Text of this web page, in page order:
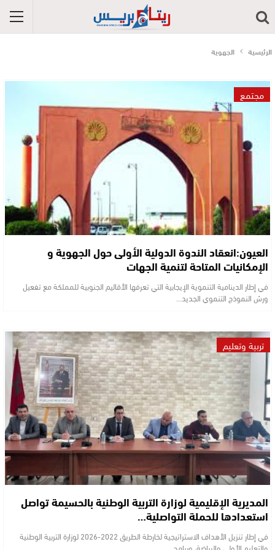
الرئيسية الجهوية
مجتمع
العيون:انعقاد الندوة الدولية الأولى حول الجهوية و
الإمكانيات المتاحة لتنمية الجهات
في إطار الدينامية التنموية الإيجابية التي تعرفها الأقاليم الجنوبية للمملكة مع تفعيل
ورش النموذج التنموي الجديد…
تربية وتعليم
المديرية الإقليمية لوزارة التربية الوطنية بالحسيمة تواصل
استعدادها للحملة التواصلية…
في إطار تنزيل الأهداف الاستراتيجية لخارطة الطريق 2022-2026 لوزارة التربية الوطنية